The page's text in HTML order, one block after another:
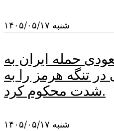
شنبه ۱۴۰۵/۰۵/۱۷
حمله ایران به
تنگه هرمز را به
شدت محکوم کرد.
شنبه ۱۴۰۵/۰۵/۱۷